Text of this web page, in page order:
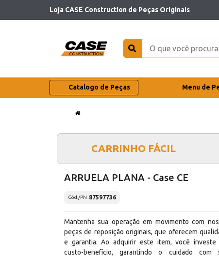
Loja CASE Construction de Peças Originais
Catalogo de Peças Menu de
CARRINHO FÁCIL
ARRUELA PLANA - Case CE
Cód./PN 87597736
Mantenha sua operação em movimento com
peças de reposição originais, que oferecem
e garantia. Ao adquirir este item, você investe
custo-benefício, garantindo o cuidado com